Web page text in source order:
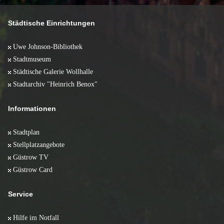
Januar 2011 (2)
Januar 2009 (6)
Mai 2008 (5)
März 2008 (10)
Städtische Einrichtungen
Uwe Johnson-Bibliothek
Stadtmuseum
Städtische Galerie Wollhalle
Stadtarchiv "Heinrich Benox"
Informationen
Stadtplan
Stellplatzangebote
Güstrow TV
Güstrow Card
Service
Hilfe im Notfall